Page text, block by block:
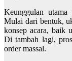
Keunggulan
Mulai dari bentuk,
konsep acara, baik
Di tambah lagi,
order massal.